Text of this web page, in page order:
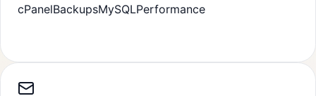
cPanelBackupsMySQLPerformance